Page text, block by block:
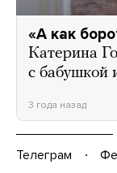
«А как
Катерина
с бабушкой
3 года назад
Телеграм